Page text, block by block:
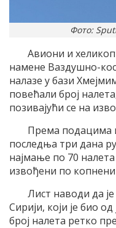
Фото:
Авиони и
намене Ваздушно-
налазе у бази
повећали број
позивајући се на
Према подацима
последња три дана
најмање по 70
извођени по
Лист наводи да
Сирији, који је био
број налета ретко